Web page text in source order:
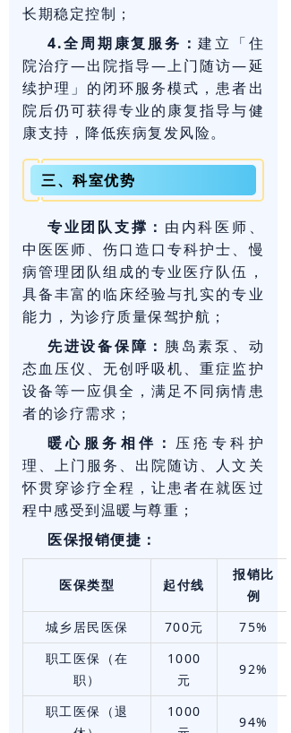
长期稳定控制；
4.全周期康复服务：建立「住
院治疗—出院指导—上门随访—延
续护理」的闭环服务模式，患者出
院后仍可获得专业的康复指导与健
康支持，降低疾病复发风险。
三、科室优势
专业团队支撑： 由内科医师、
中医医师、伤口造口专科护士、慢
病管理团队组成的专业医疗队伍，
具备丰富的临床经验与扎实的专业
能力，为诊疗质量保驾护航；
先进设备保障： 胰岛素泵、动
态血压仪、无创呼吸机、重症监护
设备等一应俱全，满足不同病情患
者的诊疗需求；
暖心服务相伴： 压疮专科护
理、上门服务、出院随访、人文关
怀贯穿诊疗全程，让患者在就医过
程中感受到温暖与尊重；
医保报销便捷：
医保类型 起付线
报销比
例
城乡居民医保
700元
75%
职工医保（在
职）
1000
元
92%
职工医保（退
1000
94%